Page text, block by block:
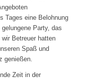
Tages eine Belohnung
Party, das
Betreuer hatten
Spaß und
genießen.
Zeit in der